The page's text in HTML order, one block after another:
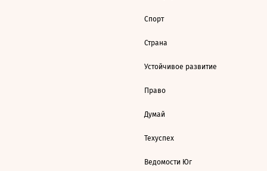
Спорт
Страна
Устойчивое развитие
Право
Думай
Техуспех
Ведомости Юг